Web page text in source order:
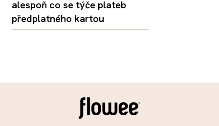
alespoň co se týče plateb
předplatného kartou